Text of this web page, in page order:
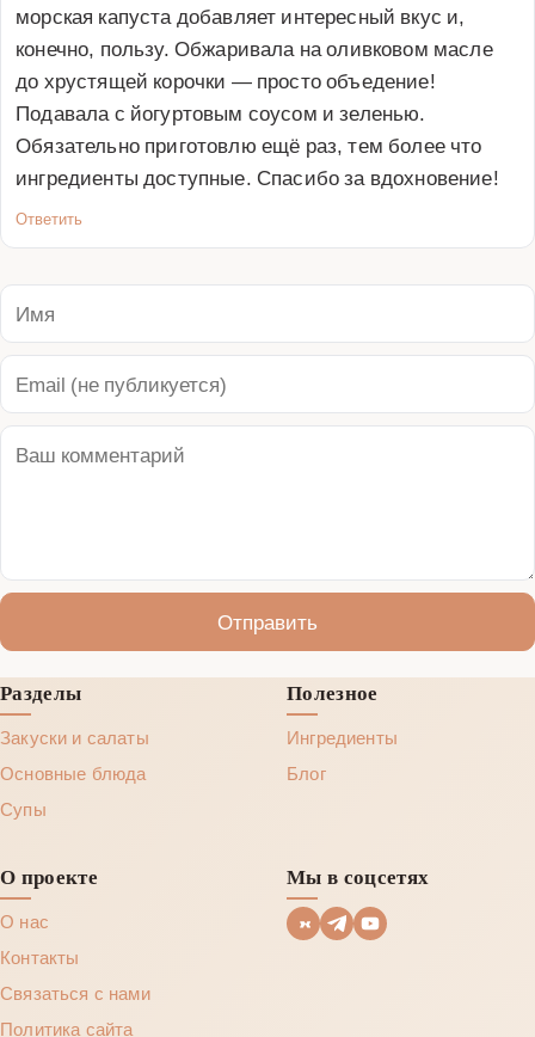
морская капуста добавляет интересный вкус и,
конечно, пользу. Обжаривала на оливковом масле
до хрустящей корочки — просто объедение!
Подавала с йогуртовым соусом и зеленью.
Обязательно приготовлю ещё раз, тем более что
ингредиенты доступные. Спасибо за вдохновение!
Ответить
Отправить
Разделы
Закуски и салаты
Основные блюда
Супы
Полезное
Ингредиенты
Блог
О проекте
О нас
Контакты
Связаться с нами
Политика сайта
Мы в соцсетях